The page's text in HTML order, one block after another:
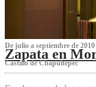
De julio a septiembre de 2010
Zapata en
Castillo de Chapultepec